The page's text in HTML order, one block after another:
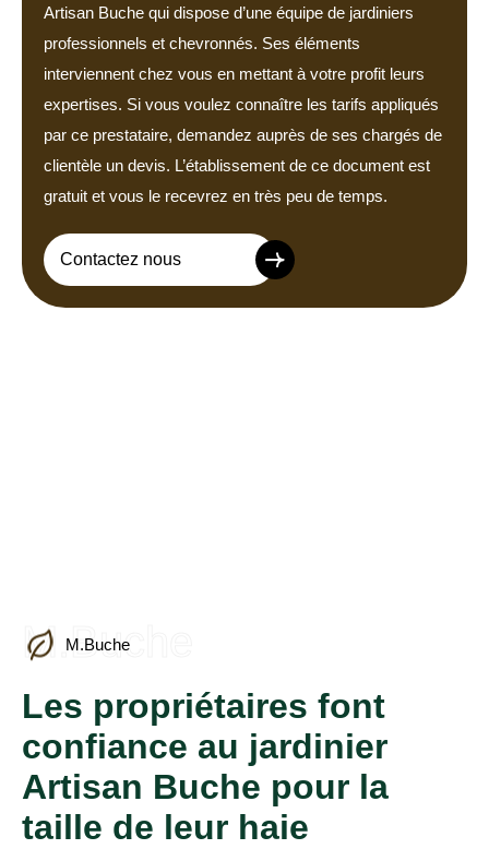
Artisan Buche qui dispose d’une équipe de jardiniers
professionnels et chevronnés. Ses éléments
interviennent chez vous en mettant à votre profit leurs
expertises. Si vous voulez connaître les tarifs appliqués
par ce prestataire, demandez auprès de ses chargés de
clientèle un devis. L’établissement de ce document est
gratuit et vous le recevrez en très peu de temps.
Contactez nous
M.Buche
M.Buche
Les propriétaires font
confiance au jardinier
Artisan Buche pour la
taille de leur haie